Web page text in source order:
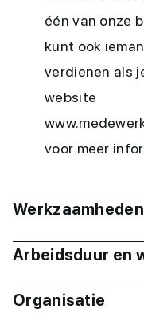
één van onze
kunt ook
verdienen als
website
voor meer
Werkzaamheden
Arbeidsduur en
Organisatie